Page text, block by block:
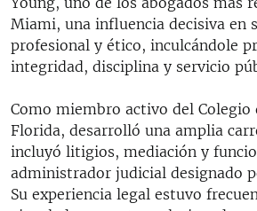
Miami, una influencia decisiva en
profesional y ético, inculcándole
integridad, disciplina y servicio
Como miembro activo del Colegio
Florida, desarrolló una amplia
incluyó litigios, mediación y
administrador judicial designado
Su experiencia legal estuvo